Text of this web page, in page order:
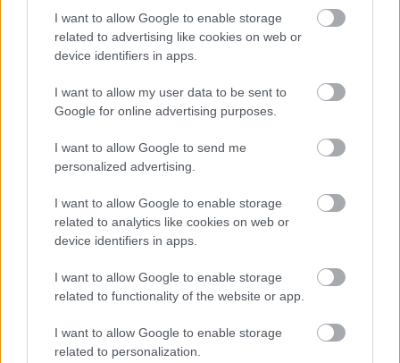
I want to allow Google to enable storage
related to advertising like cookies on web or
device identifiers in apps.
I want to allow my user data to be sent to
Google for online advertising purposes.
I want to allow Google to send me
personalized advertising.
I want to allow Google to enable storage
related to analytics like cookies on web or
device identifiers in apps.
I want to allow Google to enable storage
related to functionality of the website or app.
I want to allow Google to enable storage
related to personalization.
VECSEI H. MIKLÓS A ZSÁMBÉKI NYÁRI
SZÍNHÁZRÓL